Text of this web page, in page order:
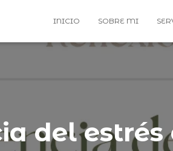
INICIO SOBRE MI
del estrés